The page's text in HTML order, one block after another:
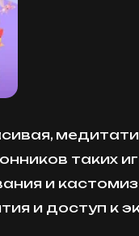
таких
и
и доступ к